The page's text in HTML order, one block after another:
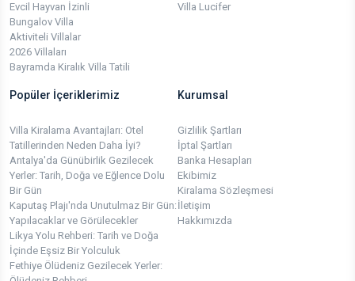
Evcil Hayvan İzinli
Bungalov Villa
Aktiviteli Villalar
2026 Villaları
Bayramda Kiralık Villa Tatili
Villa Lucifer
Popüler İçeriklerimiz
Villa Kiralama Avantajları: Otel
Tatillerinden Neden Daha İyi?
Antalya'da Günübirlik Gezilecek
Yerler: Tarih, Doğa ve Eğlence Dolu
Bir Gün
Kaputaş Plajı'nda Unutulmaz Bir Gün:
Yapılacaklar ve Görülecekler
Likya Yolu Rehberi: Tarih ve Doğa
İçinde Eşsiz Bir Yolculuk
Fethiye Ölüdeniz Gezilecek Yerler:
Kurumsal
Gizlilik Şartları
İptal Şartları
Banka Hesapları
Ekibimiz
Kiralama Sözleşmesi
İletişim
Hakkımızda